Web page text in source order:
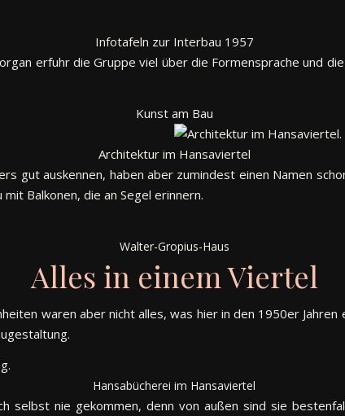
Infotafeln zur Interbau 1957
erfuhr die Gruppe viel über die Formensprache und
Kunst am Bau
Architektur im Hansaviertel
gut auskennen, haben aber zumindest einen Namen
Balkonen, die an Segel erinnern.
Walter-Gropius-Haus
Alles in einem Viertel
waren aber nicht alles, was hier in den 1950er Jahren
Hansabücherei im Hansaviertel
selbst nie gekommen, denn von außen sind sie